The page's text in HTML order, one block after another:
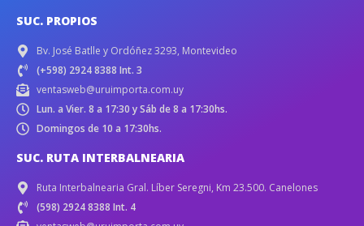
SUC. PROPIOS
Bv. José Batlle y Ordóñez 3293, Montevideo
(+598) 2924 8388 Int. 3
ventasweb@uruimporta.com.uy
Lun. a Vier. 8 a 17:30 y Sáb de 8 a 17:30hs.
Domingos de 10 a 17:30hs.
SUC. RUTA INTERBALNEARIA
Ruta Interbalnearia Gral. Líber Seregni, Km 23.500. Canelones
(598) 2924 8388 Int. 4